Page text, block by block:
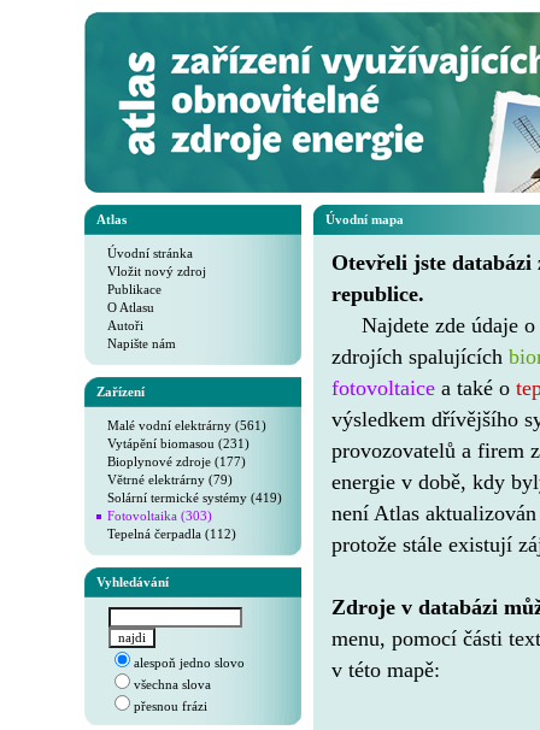
Atlas
Úvodní stránka
Vložit nový zdroj
Publikace
O Atlasu
Autoři
Napište nám
Zařízení
Malé vodní elektrárny (561)
Vytápění biomasou (231)
Bioplynové zdroje (177)
Větrné elektrárny (79)
Solární termické systémy (419)
Fotovoltaika (303)
Tepelná čerpadla (112)
Vyhledávání
alespoň jedno slovo
všechna slova
přesnou frázi
Úvodní mapa
Otevřeli jste databázi
republice.
Najdete zde údaje o
zdrojích spalujících
fotovoltaice a také o
výsledkem dřívějšího
provozovatelů a firem
energie v době, kdy
není Atlas
protože stále existují
Zdroje v databázi
menu, pomocí části
v této mapě: